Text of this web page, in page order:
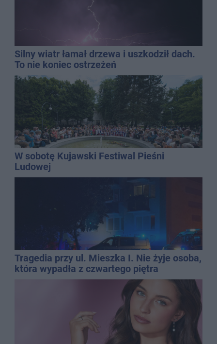
Silny wiatr łamał drzewa i uszkodził dach.
To nie koniec ostrzeżeń
W sobotę Kujawski Festiwal Pieśni
Ludowej
Tragedia przy ul. Mieszka I. Nie żyje osoba,
która wypadła z czwartego piętra